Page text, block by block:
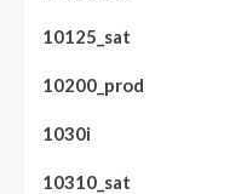
10125_sat
10200_prod
1030i
10310_sat